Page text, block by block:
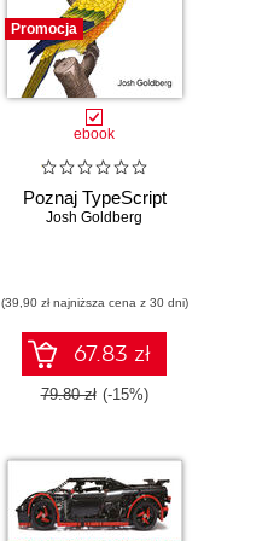
Promocja
ebook
Poznaj TypeScript
Josh Goldberg
(39,90 zł najniższa cena z 30 dni)
67.83 zł
79.80 zł (-15%)